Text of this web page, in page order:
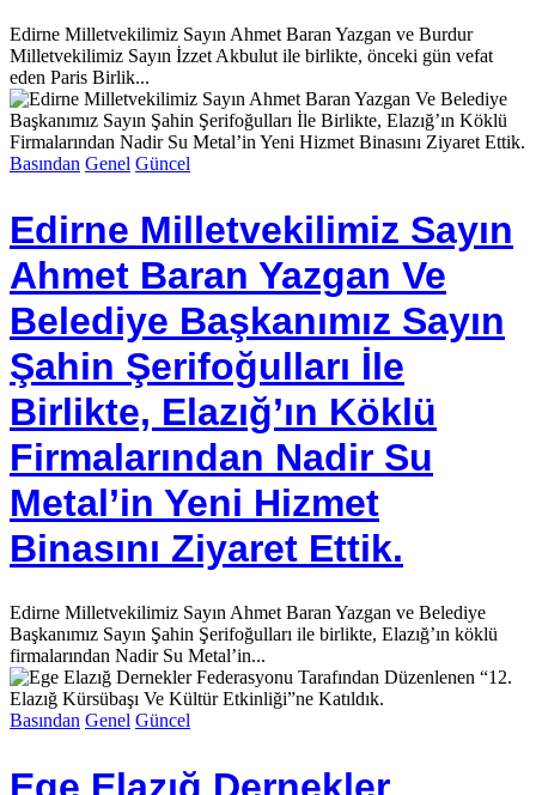
Edirne Milletvekilimiz Sayın Ahmet Baran Yazgan ve Burdur
Milletvekilimiz Sayın İzzet Akbulut ile birlikte, önceki gün vefat
eden Paris Birlik...
Basından Genel Güncel
Edirne Milletvekilimiz Sayın
Ahmet Baran Yazgan Ve
Belediye Başkanımız Sayın
Şahin Şerifoğulları İle
Birlikte, Elazığ’ın Köklü
Firmalarından Nadir Su
Metal’in Yeni Hizmet
Binasını Ziyaret Ettik.
Edirne Milletvekilimiz Sayın Ahmet Baran Yazgan ve Belediye
Başkanımız Sayın Şahin Şerifoğulları ile birlikte, Elazığ’ın köklü
firmalarından Nadir Su Metal’in...
Basından Genel Güncel
Ege Elazığ Dernekler